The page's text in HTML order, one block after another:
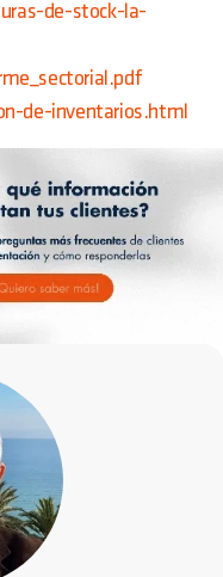
de-stock-la-
de-inventarios.html